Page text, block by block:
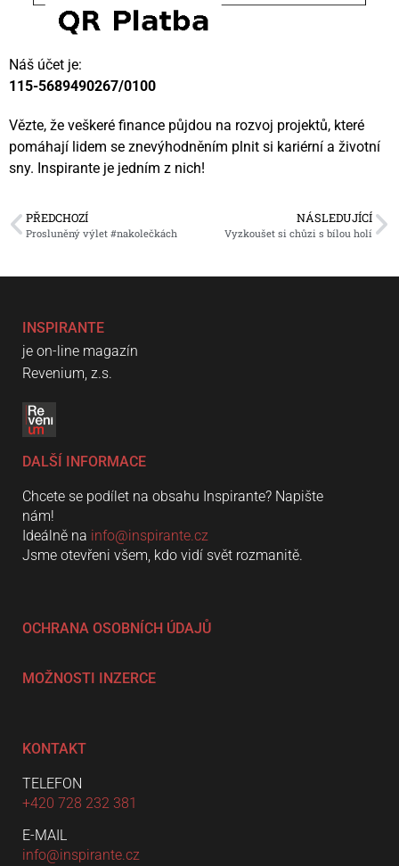
Náš účet je:
115-5689490267/0100
Vězte, že veškeré finance půjdou na rozvoj projektů, které
pomáhají lidem se znevýhodněním plnit si kariérní a životní
sny. Inspirante je jedním z nich!
PŘEDCHOZÍ
Prosluněný výlet #nakolečkách
NÁSLEDUJÍCÍ
Vyzkoušet si chůzi s bílou holí
INSPIRANTE
je on-line magazín
Revenium, z.s.
DALŠÍ INFORMACE
Chcete se podílet na obsahu Inspirante? Napište
nám!
Ideálně na info@inspirante.cz
Jsme otevřeni všem, kdo vidí svět rozmanitě.
OCHRANA OSOBNÍCH ÚDAJŮ
MOŽNOSTI INZERCE
KONTAKT
TELEFON
+420 728 232 381
E-MAIL
info@inspirante.cz